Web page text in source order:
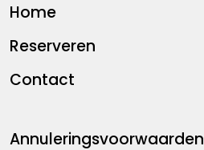
Home
Reserveren
Contact
Annuleringsvoorwaarden